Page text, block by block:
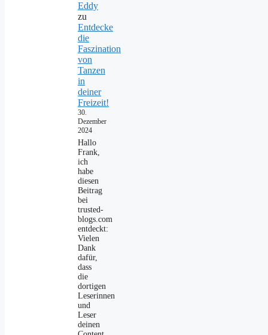
Eddy
zu
Entdecke
die
Faszination
von
Tanzen
in
deiner
Freizeit!
30.
Dezember
2024
Hallo
Frank,
ich
habe
diesen
Beitrag
bei
trusted-
blogs.com
entdeckt:
Vielen
Dank
dafür,
dass
die
dortigen
Leserinnen
und
Leser
deinen